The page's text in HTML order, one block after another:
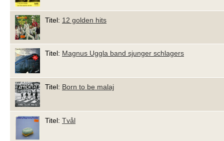
Titel: 12 golden hits
Titel: Magnus Uggla band sjunger schlagers
Titel: Born to be malaj
Titel: Tvål